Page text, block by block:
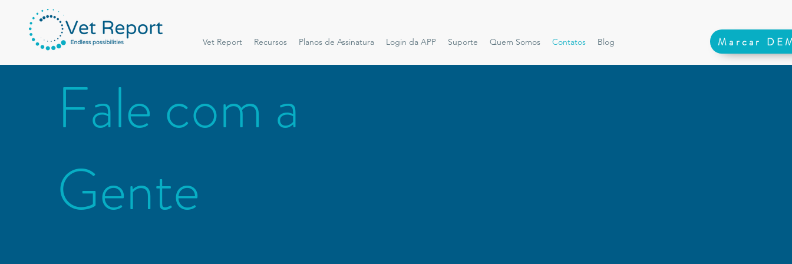
Vet Report Recursos Planos de Assinatura Login da APP Suporte Quem Somos Contatos Blog Marcar
Fale com a
Gente